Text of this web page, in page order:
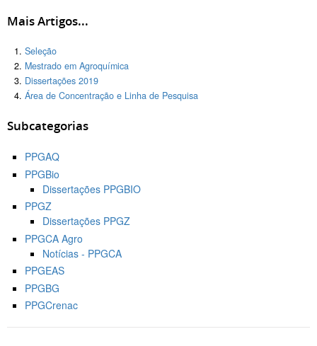
Mais Artigos...
Seleção
Mestrado em Agroquímica
Dissertações 2019
Área de Concentração e Linha de Pesquisa
Subcategorias
PPGAQ
PPGBio
Dissertações PPGBIO
PPGZ
Dissertações PPGZ
PPGCA Agro
Notícias - PPGCA
PPGEAS
PPGBG
PPGCrenac